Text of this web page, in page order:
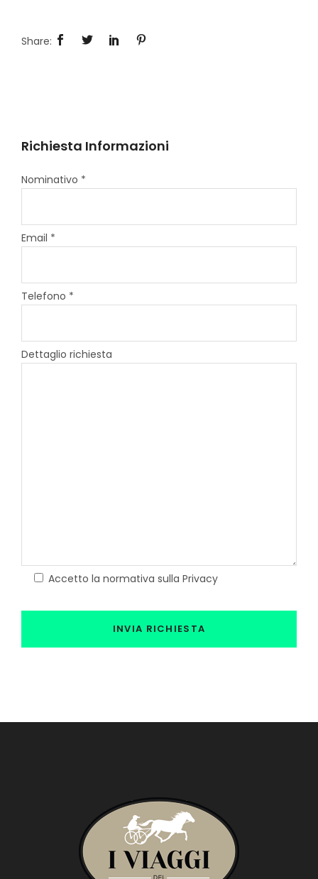
Richiesta Informazioni
Nominativo *
Email *
Telefono *
Dettaglio richiesta
Accetto la normativa sulla Privacy